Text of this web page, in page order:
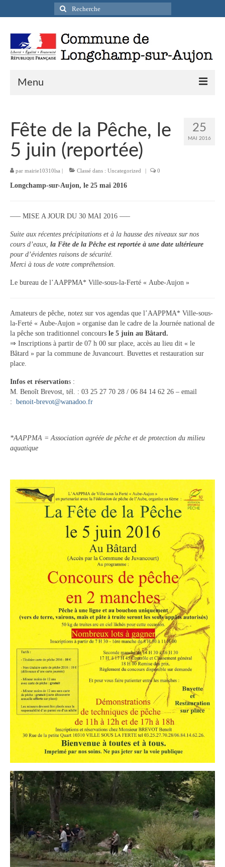
Rechercher
:
Menu
Infos pratiques
Présentation de la commune
Accueil en mairie
Accès / Transports
Tourisme
Hébergement
Santé
Qualité de l’eau
Téléphonie mobile / Internet
Collecte des déchets
Affouages
Services funéraires
Le Conseil municipal de Longchamp-sur-
Aujon
Les réunions du Conseil municipal
La Communauté de communes
Les réunions du Conseil communautaire
Budget communal & fiscalité
Vie scolaire
Scolarité
Vie associative
Les associations
Contact
Contacter votre mairie
Informations légales
25
MAI 2016
Fête de la Pêche, le
5 juin (reportée)
par mairie10310lsa Classé dans : Uncategorized 0
Longchamp-sur-Aujon, le 25 mai 2016
—– MISE A JOUR DU 30 MAI 2016 —–
Suite aux récentes précipitations et à la hausse des niveaux sur nos
cours d’eaux, la Fête de la Pêche est reportée à une date ultérieure
pour d’évidentes raisons de sécurité.
Merci à tous de votre compréhension.
Le bureau de l’AAPPMA* Ville-sous-la-Ferté « Aube-Aujon »
Amateurs de pêche, notez sur vos agendas que l’AAPPMA* Ville-sous-
la-Ferté « Aube-Aujon » organise dan le cadre de la Journée national de
la pêche son traditionnel concours le 5 juin au Bâtard.
⇒ Inscriptions à partir de 07 h 00 sur place, accès au lieu dit « le
Bâtard » par la commune de Juvancourt. Buvettes et restauration sur
place.
Infos et réservations :
M. Benoît Brevost, tél. : 03 25 27 70 28 / 06 84 14 62 26 – email
: benoit-brevot@wanadoo.fr
*AAPPMA = Association agréée de pêche et de protection du milieu
aquatique